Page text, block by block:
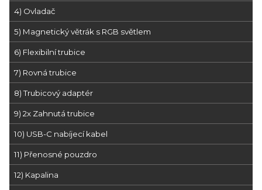
4) Ovladač
5) Magnetický větrák s RGB světlem
6) Flexibilní trubice
7) Rovná trubice
8) Trubicový adaptér
9) 2x Zahnutá trubice
10) USB-C nabíjecí kabel
11) Přenosné pouzdro
12) Kapalina